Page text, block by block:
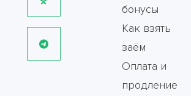
бонусы
Как взять
заём
Оплата и
продление